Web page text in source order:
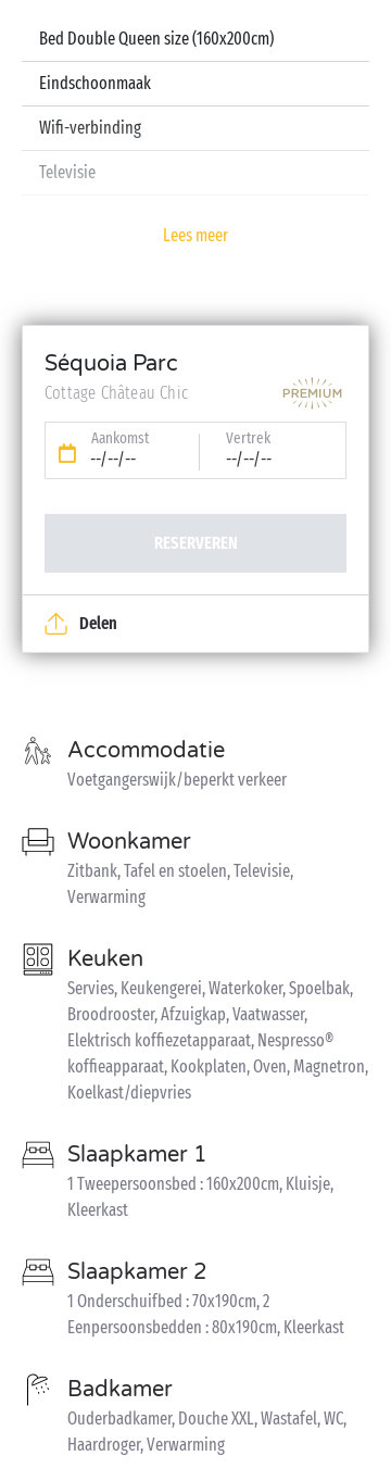
Bed Double Queen size (160x200cm)
Eindschoonmaak
Wifi-verbinding
Televisie
Babykit (kinderbedje, hoge stoel, badje – op
reservering)
Lees meer
Séquoia Parc
Cottage Château Chic
Aankomst
--/--/--
Vertrek
--/--/--
RESERVEREN
Delen
Accommodatie
Voetgangerswijk/beperkt verkeer
Woonkamer
Zitbank, Tafel en stoelen, Televisie,
Verwarming
Keuken
Servies, Keukengerei, Waterkoker, Spoelbak,
Broodrooster, Afzuigkap, Vaatwasser,
Elektrisch koffiezetapparaat, Nespresso®
koffieapparaat, Kookplaten, Oven, Magnetron,
Koelkast/diepvries
Slaapkamer 1
1 Tweepersoonsbed : 160x200cm, Kluisje,
Kleerkast
Slaapkamer 2
1 Onderschuifbed : 70x190cm, 2
Eenpersoonsbedden : 80x190cm, Kleerkast
Badkamer
Ouderbadkamer, Douche XXL, Wastafel, WC,
Haardroger, Verwarming